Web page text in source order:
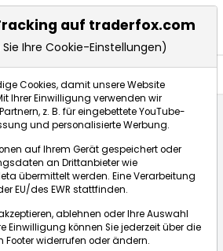
auf traderfox.com
Ihre Cookie-Einstellungen)
Cookies, damit unsere Website
Ihrer Einwilligung verwenden wir
z. B. für eingebettete YouTube-
und personalisierte Werbung.
auf Ihrem Gerät gespeichert oder
an Drittanbieter wie
übermittelt werden. Eine Verarbeitung
EU/des EWR stattfinden.
ablehnen oder Ihre Auswahl
Einwilligung können Sie jederzeit über die
Footer widerrufen oder ändern.